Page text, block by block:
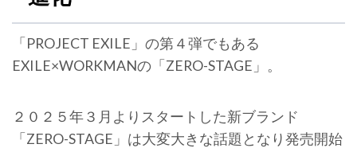
「PROJECT EXILE」の第４弾でもある
EXILE×WORKMANの「ZERO-STAGE」。
２０２５年３月よりスタートした新ブランド
「ZERO-STAGE」は大変大きな話題となり発売開始